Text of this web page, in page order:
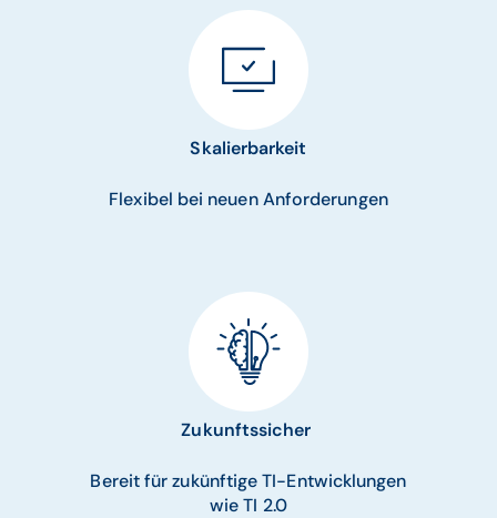
Skalierbarkeit
Flexibel bei neuen Anforderungen
Zukunftssicher
Bereit für zukünftige TI-Entwicklungen
wie TI 2.0